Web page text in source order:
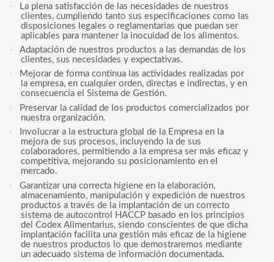
·
La plena satisfacción de las necesidades de nuestros
clientes, cumpliendo tanto sus especificaciones como las
disposiciones legales o reglamentarias que puedan ser
aplicables para mantener la inocuidad de los alimentos.
·
Adaptación de nuestros productos a las demandas de los
clientes, sus necesidades y expectativas.
·
Mejorar de forma continua las actividades realizadas por
la empresa, en cualquier orden, directas e indirectas, y en
consecuencia el Sistema de Gestión.
·
Preservar la calidad de los productos comercializados por
nuestra organización.
·
Involucrar a la estructura global de la Empresa en la
mejora de sus procesos, incluyendo la de sus
colaboradores, permitiendo a la empresa ser más eficaz y
competitiva, mejorando su posicionamiento en el
mercado.
·
Garantizar una correcta higiene en la elaboración,
almacenamiento, manipulación y expedición de nuestros
productos a través de la implantación de un correcto
sistema de autocontrol HACCP basado en los principios
del Codex Alimentarius, siendo conscientes de que dicha
implantación facilita una gestión más eficaz de la higiene
de nuestros productos lo que demostraremos mediante
un adecuado sistema de información documentada.